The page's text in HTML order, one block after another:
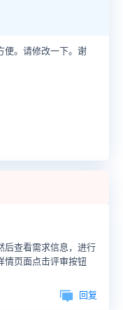
便。请修改一下。谢
后查看需求信息，进行
情页面点击评审按钮
回复